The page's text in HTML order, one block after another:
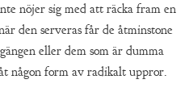
nöjer sig med att räcka fram en
den serveras får de åtminstone
eller dem som är dumma
någon form av radikalt uppror.